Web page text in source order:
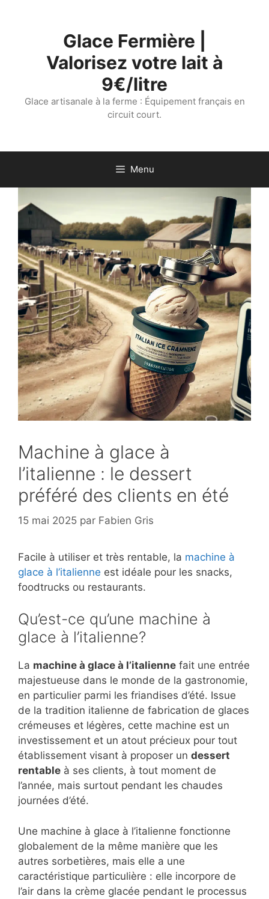
Glace Fermière |
Valorisez votre lait à
9€/litre
Glace artisanale à la ferme : Équipement français en
circuit court.
Menu
Machine à glace à
l’italienne : le dessert
préféré des clients en été
15 mai 2025 par Fabien Gris
Facile à utiliser et très rentable, la machine à
glace à l’italienne est idéale pour les snacks,
foodtrucks ou restaurants.
Qu’est-ce qu’une machine à
glace à l’italienne?
La machine à glace à l’italienne fait une entrée
majestueuse dans le monde de la gastronomie,
en particulier parmi les friandises d’été. Issue
de la tradition italienne de fabrication de glaces
crémeuses et légères, cette machine est un
investissement et un atout précieux pour tout
établissement visant à proposer un dessert
rentable à ses clients, à tout moment de
l’année, mais surtout pendant les chaudes
journées d’été.
Une machine à glace à l’italienne fonctionne
globalement de la même manière que les
autres sorbetières, mais elle a une
caractéristique particulière : elle incorpore de
l’air dans la crème glacée pendant le processus